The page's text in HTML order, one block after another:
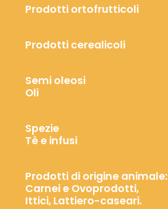
Prodotti ortofrutticoli
Prodotti cerealicoli
Semi oleosi
Oli
Spezie
Tè e infusi
Prodotti di origine animale:
Carnei e Ovoprodotti,
Ittici, Lattiero-caseari.